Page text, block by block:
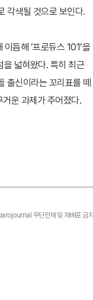
각색될 것으로 보인다.
듬해 ‘프로듀스 101’을
을 넓혀왔다. 특히 최근
출신이라는 꼬리표를 떼
운 과제가 주어졌다.
무단전재 및 재배포 금지